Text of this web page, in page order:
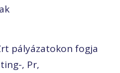
pályázatokon fogja
, Pr,